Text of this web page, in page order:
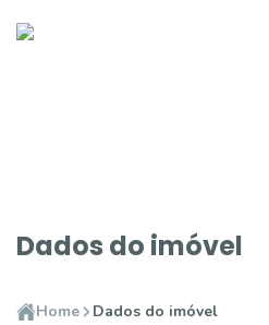
Dados do imóvel
Home Dados do imóvel